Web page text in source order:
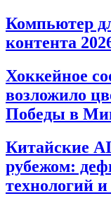
Компьютер
контента
Хоккейное
возложило
Победы в
Китайские
рубежом:
технологий